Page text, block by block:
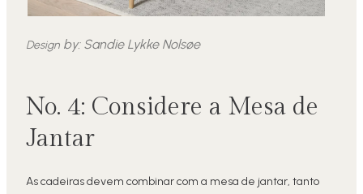
Designby:Sandie Lykke Nolsøe
No. 4: Considere a Mesa de
Jantar
As cadeiras devem combinar com a mesa de jantar, tanto